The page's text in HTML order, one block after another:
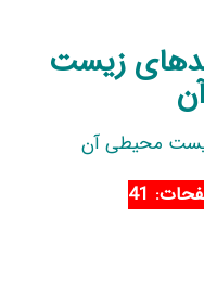
زیست
زیست محیطی آن
41